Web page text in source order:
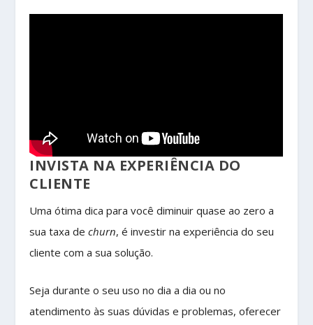
INVISTA NA EXPERIÊNCIA DO
CLIENTE
Uma ótima dica para você diminuir quase ao zero a
sua taxa dechurn, é investir na experiência do seu
cliente com a sua solução.
Seja durante o seu uso no dia a dia ou no
atendimento às suas dúvidas e problemas, oferecer